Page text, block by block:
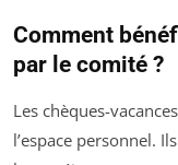
Comment
par le comité ?
Les chèques-
l’espace personnel.